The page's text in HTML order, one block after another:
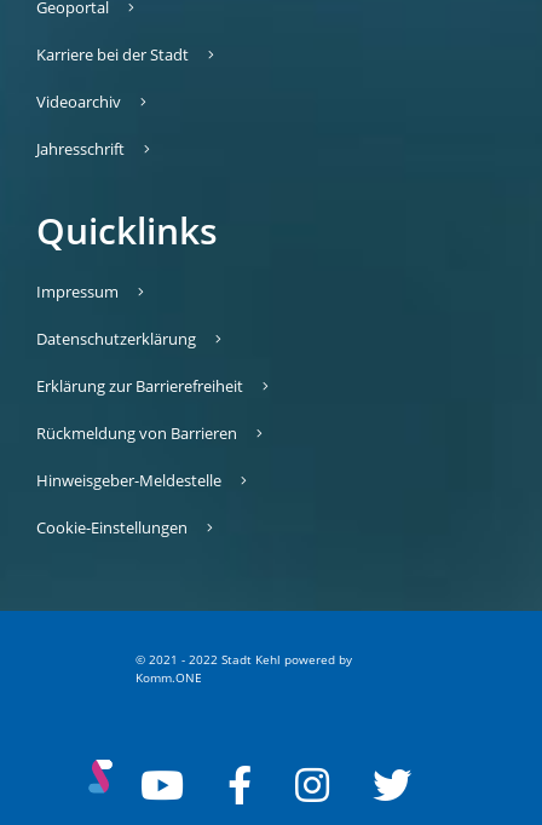
Geoportal
Karriere bei der Stadt
Videoarchiv
Jahresschrift
Quicklinks
Impressum
Datenschutzerklärung
Erklärung zur Barrierefreiheit
Rückmeldung von Barrieren
Hinweisgeber-Meldestelle
Cookie-Einstellungen
© 2021 - 2022 Stadt Kehl powered by
Komm.ONE